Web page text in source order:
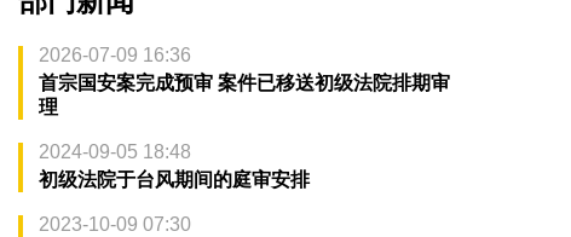
2026-07-09 16:36
首宗国安案完成预审 案件已移送初级法院排期审
理
2024-09-05 18:48
初级法院于台风期间的庭审安排
2023-10-09 07:30